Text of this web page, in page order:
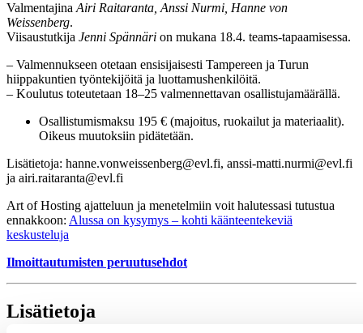
ValmentajinaAiri Raitaranta, Anssi Nurmi, Hanne von
Weissenberg.
Viisaustutkija Jenni Spännäri on mukana 18.4. teams-tapaamisessa.
– Valmennukseen otetaan ensisijaisesti Tampereen ja Turun
hiippakuntien työntekijöitä ja luottamushenkilöitä.
– Koulutus toteutetaan 18–25 valmennettavan osallistujamäärällä.
Osallistumismaksu 195 € (majoitus, ruokailut ja materiaalit).
Oikeus muutoksiin pidätetään.
​​Lisätietoja: hanne.vonweissenberg@evl.fi, anssi-matti.nurmi@evl.fi
ja airi.raitaranta@evl.fi
Art of Hosting ajatteluun ja menetelmiin voit halutessasi tutustua
ennakkoon: Alussa on kysymys – kohti käänteentekeviä
keskusteluja
Ilmoittautumisten peruutusehdot
Lisätietoja